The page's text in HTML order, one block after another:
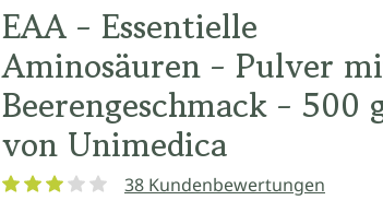
EAA - Essentielle
Aminosäuren - Pulver
Beerengeschmack - 500
von Unimedica
38 Kundenbewertungen